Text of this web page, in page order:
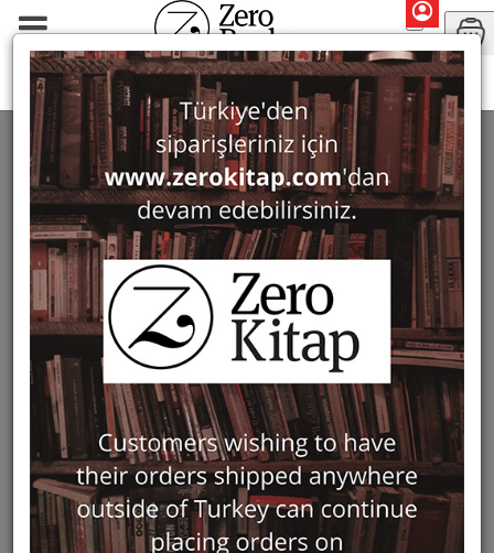
Monographs Politics
POLITICS 85 ürün bulundu
Filter Show Only in Stock